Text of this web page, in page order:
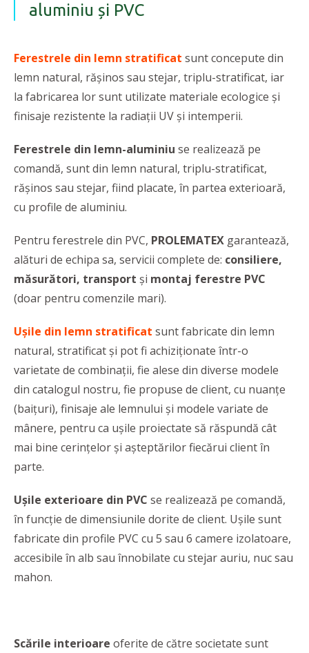
aluminiu și PVC
Ferestrele din lemn stratificat sunt concepute din
lemn natural, rășinos sau stejar, triplu-stratificat, iar
la fabricarea lor sunt utilizate materiale ecologice și
finisaje rezistente la radiații UV și intemperii.
Ferestrele din lemn-aluminiu se realizează pe
comandă, sunt din lemn natural, triplu-stratificat,
rășinos sau stejar, fiind placate, în partea exterioară,
cu profile de aluminiu.
Pentru ferestrele din PVC, PROLEMATEX garantează,
alături de echipa sa, servicii complete de: consiliere,
măsurători, transport și montaj ferestre PVC
(doar pentru comenzile mari).
Ușile din lemn stratificat sunt fabricate din lemn
natural, stratificat și pot fi achiziționate într-o
varietate de combinații, fie alese din diverse modele
din catalogul nostru, fie propuse de client, cu nuanțe
(baițuri), finisaje ale lemnului și modele variate de
mânere, pentru ca ușile proiectate să răspundă cât
mai bine cerințelor și așteptărilor fiecărui client în
parte.
Ușile exterioare din PVC se realizează pe comandă,
în funcție de dimensiunile dorite de client. Ușile sunt
fabricate din profile PVC cu 5 sau 6 camere izolatoare,
accesibile în alb sau înnobilate cu stejar auriu, nuc sau
mahon.
Scările interioare oferite de către societate sunt